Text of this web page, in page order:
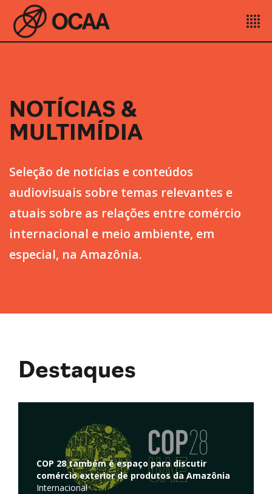
NOTÍCIAS &
MULTIMÍDIA
Seleção de notícias e conteúdos
audiovisuais sobre temas relevantes e
atuais sobre as relações entre comércio
internacional e meio ambiente, em
especial, na Amazônia.
Destaques
Regulação de atividades de captura e
armazenamento de carbono é discutida na
Câmara dos Deputados
Ambiente